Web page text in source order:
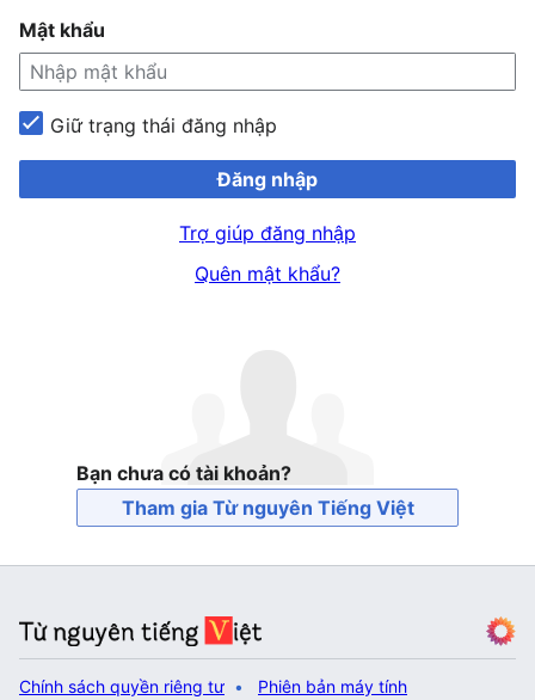
Mật khẩu
Giữ trạng thái đăng nhập
Đăng nhập
Trợ giúp đăng nhập
Quên mật khẩu?
Bạn chưa có tài khoản?
Tham gia Từ nguyên Tiếng Việt
Chính sách quyền riêng tư Phiên bản máy tính